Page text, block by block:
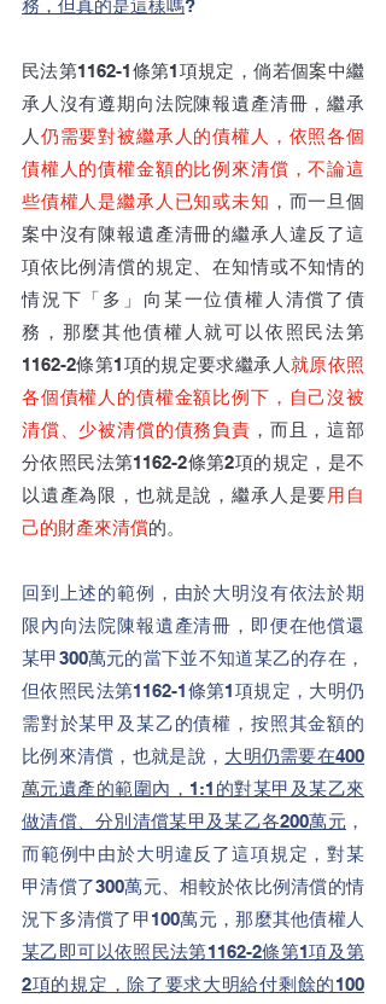
務，但真的是這樣嗎?
民法第1162-1條第1項規定，倘若個案中繼
承人沒有遵期向法院陳報遺產清冊，繼承
人 仍需要對被繼承人的債權人，依照各個
債權人的債權金額的比例來清償，不論這
些債權人是繼承人已知或未知 ， 而一旦個
案中沒有陳報遺產清冊的繼承人違反了這
項依比例清償的規定、在知情或不知情的
情況下 「 多 」 向某一位債權人清償了債
務 ，那麼其他債權人就可以依照民法第
1162-2條第1項的規定要求繼承人就原依照
各個債權人的債權金額比例下，自己沒被
清償、少被清償的債務負責 ，而且，這部
分依照民法第1162-2條第2項的規定，是不
以遺產為限，也就是說，繼承人是要用自
己的財產來清償的。
回到上述的範例，由於大明沒有依法於期
限內向法院陳報遺產清冊，即便在他償還
某甲300萬元的當下並不知道某乙的存在，
但依照民法第1162-1條第1項規定，大明仍
需對於某甲及某乙的債權，按照其金額的
比例來清償，也就是說， 大明仍需要在400
萬元遺產的範圍內，1:1的對某甲及某乙來
做清償、分別清償某甲及某乙各200萬元 ，
而範例中由於大明違反了這項規定，對某
甲清償了300萬元、相較於依比例清償的情
況下多清償了甲100萬元，那麼其他債權人
某乙即可以依照民法第1162-2條第1項及第
2項的規定，除了要求大明給付剩餘的100